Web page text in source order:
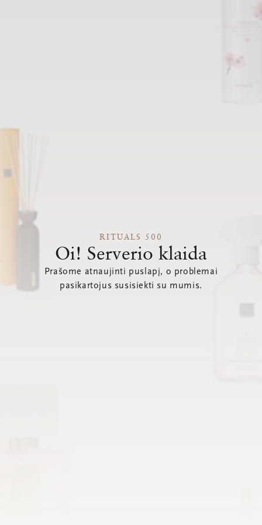
RITUALS 500
Oi! Serverio klaida
Prašome atnaujinti puslapį, o problemai
pasikartojus susisiekti su mumis.